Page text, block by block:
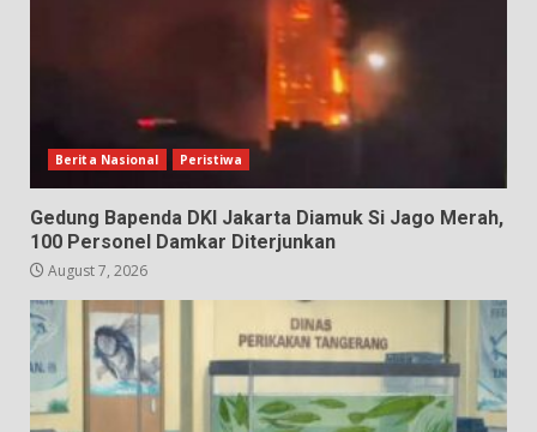
Berita Nasional Peristiwa
Gedung Bapenda DKI Jakarta Diamuk Si Jago Merah,
100 Personel Damkar Diterjunkan
August 7, 2026